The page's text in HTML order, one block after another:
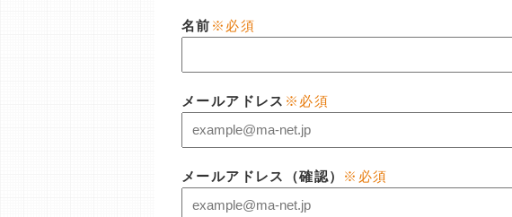
名前 ※必須
メールアドレス ※必須
メールアドレス（確認） ※必須